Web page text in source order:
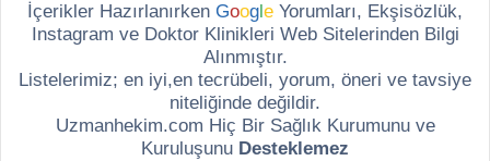
İçerikler Hazırlanırken Goog e Yorumları, Ekşisözlük,
Instagram ve Doktor Klinikleri Web Sitelerinden Bilgi
Alınmıştır.
Listelerimiz; en iyi,en tecrübeli, yorum, öneri ve tavsiye
niteliğinde değildir.
Uzmanhekim.com Hiç Bir Sağlık Kurumunu ve
Kuruluşunu Desteklemez